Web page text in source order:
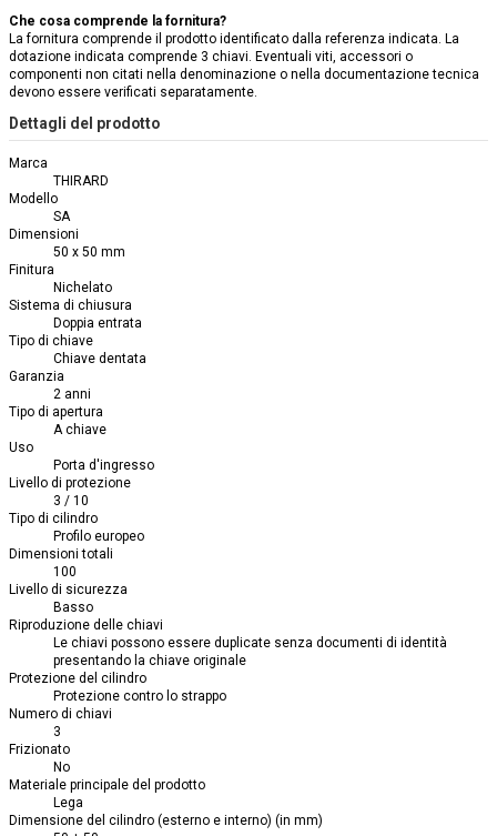
Che cosa comprende la fornitura?
La fornitura comprende il prodotto identificato dalla referenza indicata. La
dotazione indicata comprende 3 chiavi. Eventuali viti, accessori o
componenti non citati nella denominazione o nella documentazione tecnica
devono essere verificati separatamente.
Dettagli del prodotto
Marca
THIRARD
Modello
SA
Dimensioni
50 x 50 mm
Finitura
Nichelato
Sistema di chiusura
Doppia entrata
Tipo di chiave
Chiave dentata
Garanzia
2 anni
Tipo di apertura
A chiave
Uso
Porta d'ingresso
Livello di protezione
3 / 10
Tipo di cilindro
Profilo europeo
Dimensioni totali
100
Livello di sicurezza
Basso
Riproduzione delle chiavi
Le chiavi possono essere duplicate senza documenti di identità
presentando la chiave originale
Protezione del cilindro
Protezione contro lo strappo
Numero di chiavi
3
Frizionato
No
Materiale principale del prodotto
Lega
Dimensione del cilindro (esterno e interno) (in mm)